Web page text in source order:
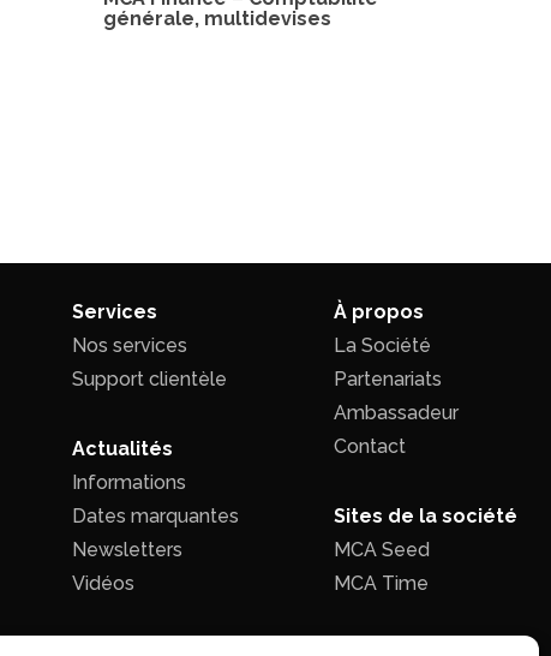
générale, multidevises
Services
Nos services
Support clientèle
Actualités
Informations
Dates marquantes
Newsletters
Vidéos
À propos
La Société
Partenariats
Ambassadeur
Contact
Sites de la société
MCA Seed
MCA Time